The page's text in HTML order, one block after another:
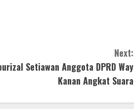
Next:
Setiawan Anggota DPRD Way
Kanan Angkat Suara